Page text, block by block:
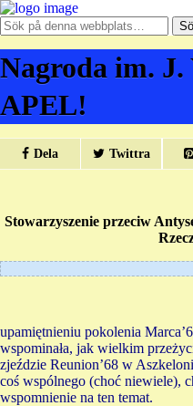
Nagroda im. J.
APEL!
Dela Twittra
Stowarzyszenie przeciw
upamiętnieniu pokolenia
wspominała, jak wielkim
zjeździe Reunion’68 w
coś wspólnego (choć niewiele),
wspomnienie na ten temat.